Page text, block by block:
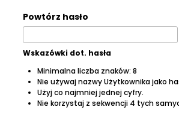
Powtórz hasło
Wskazówki dot. hasła
Minimalna liczba znaków: 8
Nie używaj nazwy Użytkownika jako
Użyj co najmniej jednej cyfry.
Nie korzystaj z sekwencji 4 tych